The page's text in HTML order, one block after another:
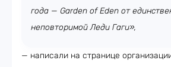
года — Garden of Eden от
неповторимой Леди Гаги»,
— написали на странице